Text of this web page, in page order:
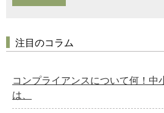
注目のコラム
コンプライアンスについて何！中
は、